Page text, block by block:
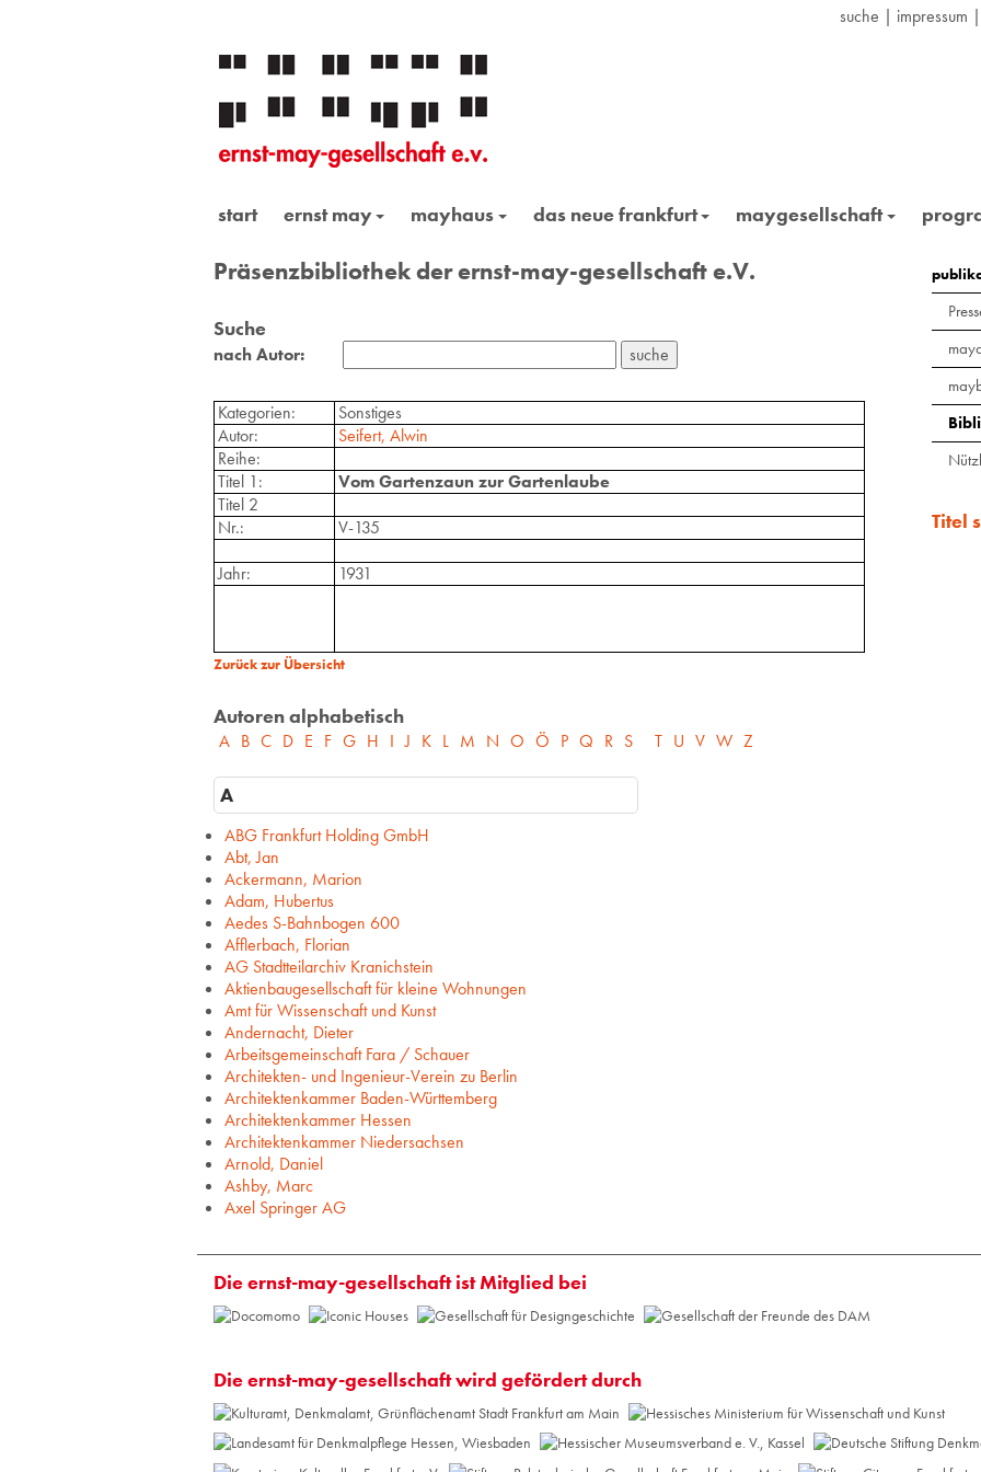
suche | impressum |
start ernst may mayhaus das neue frankfurt maygesellschaft
Präsenzbibliothek der ernst-may-gesellschaft e.V.
Suche
nach Autor:
Kategorien:
Sonstiges
Autor:
Seifert, Alwin
Reihe:
Titel 1:
Vom Gartenzaun zur Gartenlaube
Titel 2
Nr.:
V-135
Jahr:
1931
Zurück zur Übersicht
Autoren alphabetisch
A B C D E F G H I J K L M N O Ö P Q R S T U V W Z
A
ABG Frankfurt Holding GmbH
Abt, Jan
Ackermann, Marion
Adam, Hubertus
Aedes S-Bahnbogen 600
Afflerbach, Florian
AG Stadtteilarchiv Kranichstein
Aktienbaugesellschaft für kleine Wohnungen
Amt für Wissenschaft und Kunst
Andernacht, Dieter
Arbeitsgemeinschaft Fara / Schauer
Architekten- und Ingenieur-Verein zu Berlin
Architektenkammer Baden-Württemberg
Architektenkammer Hessen
Architektenkammer Niedersachsen
Arnold, Daniel
Ashby, Marc
Axel Springer AG
Titel
Die ernst-may-gesellschaft ist Mitglied bei
Die ernst-may-gesellschaft wird gefördert durch